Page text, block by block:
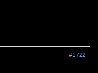
#1722